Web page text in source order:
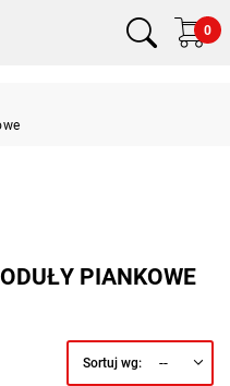
0
PIANKOWE
Sortuj wg: --